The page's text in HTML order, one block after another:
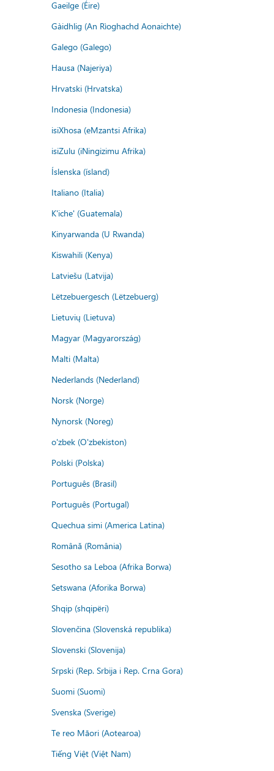
Gaeilge (Éire)
Gàidhlig (An Rìoghachd Aonaichte)
Galego (Galego)
Hausa (Najeriya)
Hrvatski (Hrvatska)
Indonesia (Indonesia)
isiXhosa (eMzantsi Afrika)
isiZulu (iNingizimu Afrika)
Íslenska (ísland)
Italiano (Italia)
K'iche' (Guatemala)
Kinyarwanda (U Rwanda)
Kiswahili (Kenya)
Latviešu (Latvija)
Lëtzebuergesch (Lëtzebuerg)
Lietuvių (Lietuva)
Magyar (Magyarország)
Malti (Malta)
Nederlands (Nederland)
Norsk (Norge)
Nynorsk (Noreg)
o'zbek (O'zbekiston)
Polski (Polska)
Português (Brasil)
Português (Portugal)
Quechua simi (America Latina)
Română (România)
Sesotho sa Leboa (Afrika Borwa)
Setswana (Aforika Borwa)
Shqip (shqipëri)
Slovenčina (Slovenská republika)
Slovenski (Slovenija)
Srpski (Rep. Srbija i Rep. Crna Gora)
Suomi (Suomi)
Svenska (Sverige)
Te reo Māori (Aotearoa)
Tiếng Việt (Việt Nam)